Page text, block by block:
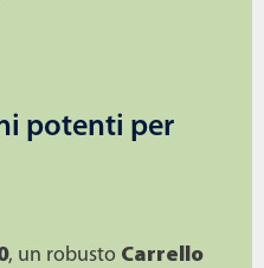
potenti per
, un robusto Carrello